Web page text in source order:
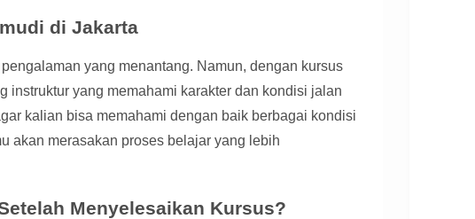
di Jakarta
yang menantang. Namun, dengan kursus
instruktur yang memahami karakter dan kondisi jalan
kalian bisa memahami dengan baik berbagai kondisi
akan merasakan proses belajar yang lebih
Menyelesaikan Kursus?